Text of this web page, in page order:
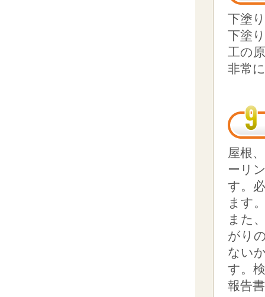
下塗
下塗
工の
非常
屋根
ーリ
す。
ます
また
がり
ない
す。
報告